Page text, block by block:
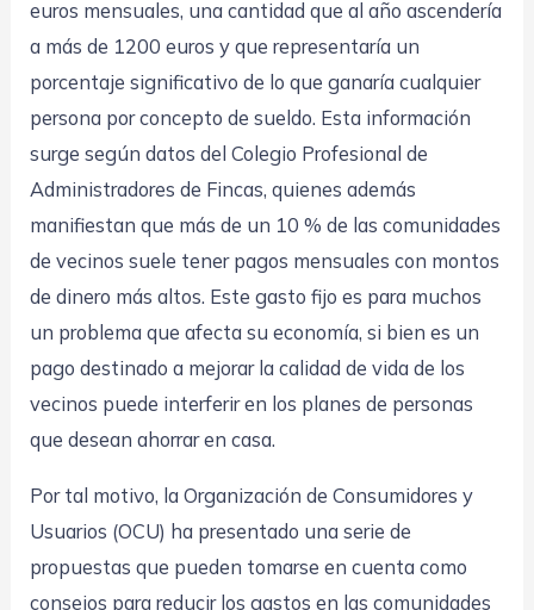
euros mensuales, una cantidad que al año ascendería
a más de 1200 euros y que representaría un
porcentaje significativo de lo que ganaría cualquier
persona por concepto de sueldo. Esta información
surge según datos del Colegio Profesional de
Administradores de Fincas, quienes además
manifiestan que más de un 10 % de las comunidades
de vecinos suele tener pagos mensuales con montos
de dinero más altos. Este gasto fijo es para muchos
un problema que afecta su economía, si bien es un
pago destinado a mejorar la calidad de vida de los
vecinos puede interferir en los planes de personas
que desean ahorrar en casa.
Por tal motivo, la Organización de Consumidores y
Usuarios (OCU) ha presentado una serie de
propuestas que pueden tomarse en cuenta como
consejos para reducir los gastos en las comunidades